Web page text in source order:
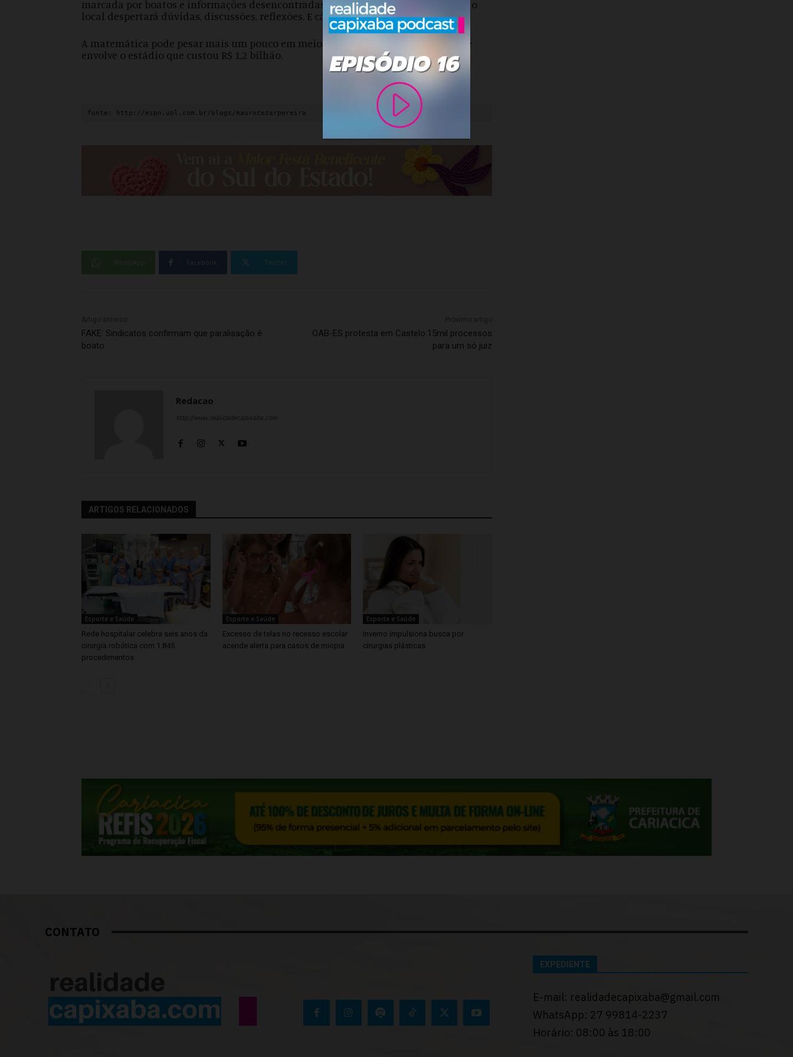
marcada por boatos e informações desencontradas, a volta repentina do futebol ao
local despertará dúvidas, discussões, reflexões. E cálculos.
A matemática pode pesar mais um pouco em meio a lobbies e ao jogo político que
envolve o estádio que custou R$ 1,2 bilhão.
fonte: http://espn.uol.com.br/blogs/maurocezarpereira
Facebook Twitter
FAKE: Sindicatos confirmam que paralisação é
boato
OAB-ES protesta em Castelo:15mil processos
para um só juiz
Redacao
http://www.realidadecapixaba.com
ARTIGOS RELACIONADOS
Esporte e Saúde
Rede hospitalar celebra seis anos da
cirurgia robótica com 1.845
procedimentos
Esporte e Saúde
Excesso de telas no recesso escolar
acende alerta para casos de miopia
Esporte e Saúde
Inverno impulsiona busca por
cirurgias plásticas
CONTATO
EXPEDIENTE
E-mail: realidadecapixaba@gmail.com
WhatsApp: 27 99814-2237
Horário: 08:00 às 18:00